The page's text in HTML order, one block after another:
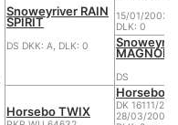
Snoweyriver RAIN
SPIRIT
DS DKK: A, DLK: 0
15/01/2003
DLK: 0
DS
Horsebo TWIX
Horsebo
DK 16111/
28/03/2007